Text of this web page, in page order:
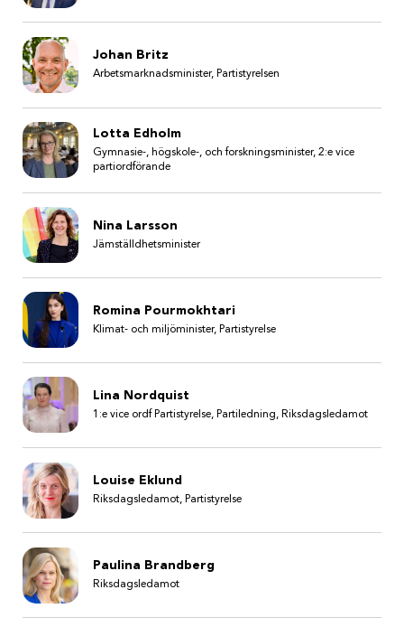
Johan Britz
Arbetsmarknadsminister, Partistyrelsen
Lotta Edholm
Gymnasie-, högskole-, och forskningsminister, 2:e vice
partiordförande
Nina Larsson
Jämställdhetsminister
Romina Pourmokhtari
Klimat- och miljöminister, Partistyrelse
Lina Nordquist
1:e vice ordf Partistyrelse, Partiledning, Riksdagsledamot
Louise Eklund
Riksdagsledamot, Partistyrelse
Paulina Brandberg
Riksdagsledamot